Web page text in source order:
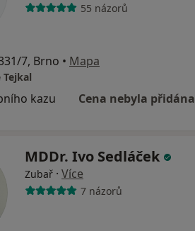
55 názorů
7, Brno • Mapa
kazu Cena nebyla přidána
MDDr. Ivo Sedláček
Zubař · Více
7 názorů